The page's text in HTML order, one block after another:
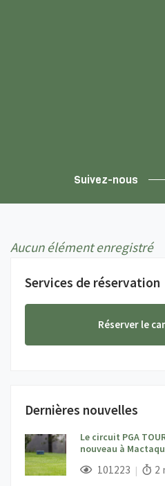
Suivez-nous
Aucun élément enregistré
Services de réservation
Réserver le
Dernières nouvelles
Le circuit PGA
nouveau à
; 101223 Vues; 2